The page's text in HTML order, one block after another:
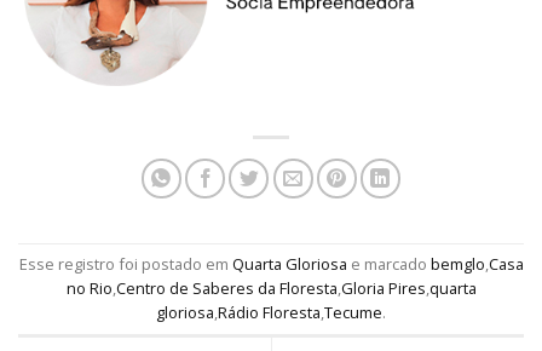
Esse registro foi postado em Quarta Gloriosa e marcado bemglo,Casa
no Rio,Centro de Saberes da Floresta,Gloria Pires,quarta
gloriosa,Rádio Floresta,Tecume.